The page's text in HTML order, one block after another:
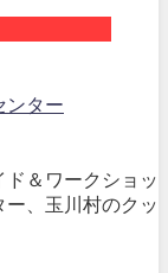
ンター
＆ワークショッ
、玉川村のクッ